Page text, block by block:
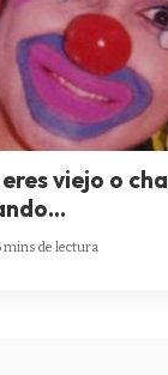
viejo o
mins de lectura